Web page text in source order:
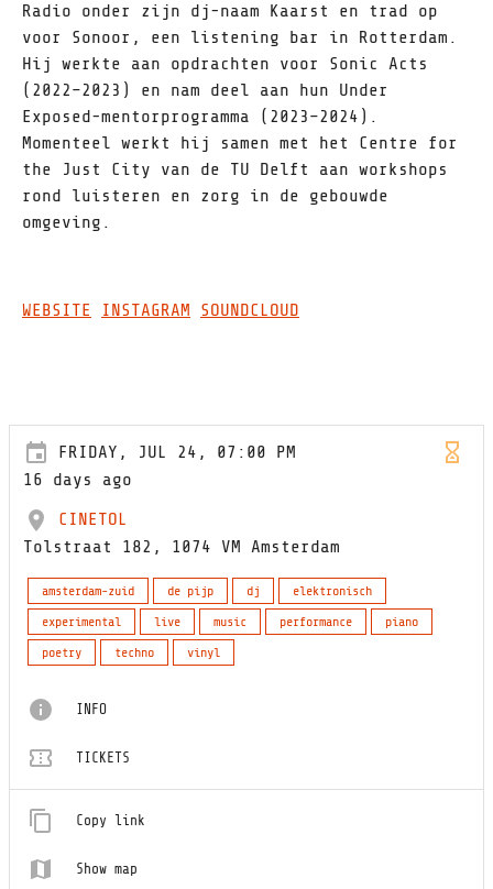
Radio onder zijn dj-naam Kaarst en trad op
voor Sonoor, een listening bar in Rotterdam.
Hij werkte aan opdrachten voor Sonic Acts
(2022–2023) en nam deel aan hun Under
Exposed-mentorprogramma (2023–2024).
Momenteel werkt hij samen met het Centre for
the Just City van de TU Delft aan workshops
rond luisteren en zorg in de gebouwde
omgeving.
WEBSITE INSTAGRAM SOUNDCLOUD
FRIDAY, JUL 24, 07:00 PM
16 days ago
CINETOL
Tolstraat 182, 1074 VM Amsterdam
amsterdam-zuid de pijp dj
elektronisch
experimental
live music performance
piano
poetry
techno vinyl
INFO
TICKETS
Copy link
Show map